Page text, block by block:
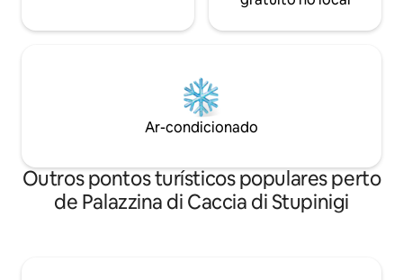
Ar-condicionado
Outros pontos turísticos populares perto
de Palazzina di Caccia di Stupinigi